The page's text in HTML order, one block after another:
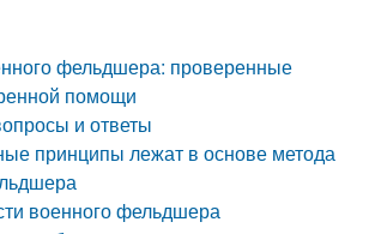
фельдшера: проверенные
помощи
и ответы
принципы лежат в основе метода
военного фельдшера